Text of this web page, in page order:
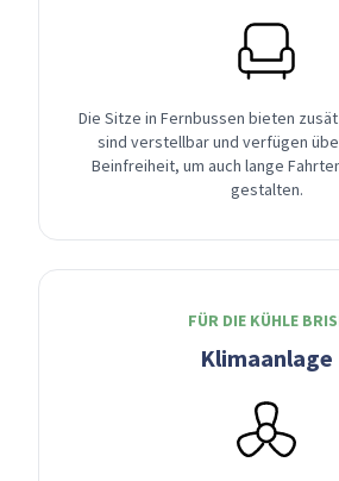
Die Sitze in Fernbussen bieten
sind verstellbar und verfügen
Beinfreiheit, um auch lange
gestalten.
FÜR DIE KÜHLE
Klimaanlage